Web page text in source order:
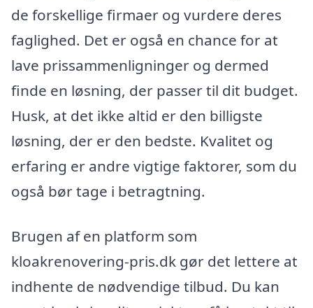
de forskellige firmaer og vurdere deres
faglighed. Det er også en chance for at
lave prissammenligninger og dermed
finde en løsning, der passer til dit budget.
Husk, at det ikke altid er den billigste
løsning, der er den bedste. Kvalitet og
erfaring er andre vigtige faktorer, som du
også bør tage i betragtning.
Brugen af en platform som
kloakrenovering-pris.dk gør det lettere at
indhente de nødvendige tilbud. Du kan